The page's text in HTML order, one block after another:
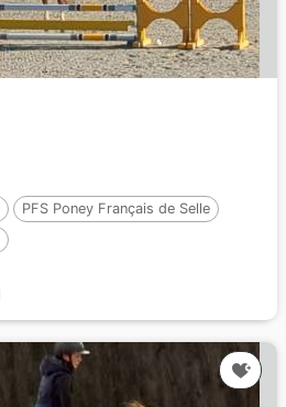
PFS Poney Français de Selle